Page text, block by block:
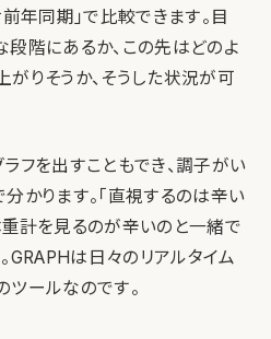
前年同期」で比較できます。目
階にあるか、この先はどのよ
りそうか、そうした状況が可
フを出すこともでき、調子がい
かります。「直視するのは辛い
計を見るのが辛いのと一緒で
GRAPHは日々のリアルタイム
ールなのです。